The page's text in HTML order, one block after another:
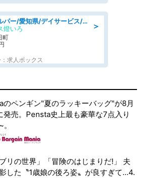
＞
介護職・ヘルパー/愛知県/デイサービス/JR東海道本線 幸田/額田郡幸田町
燈いろ
町
求人ボックス
のペンギン"夏のラッキーバッグ"が8月
発売。Pensta史上最も豪華な7点入り
ブリの世界」「冒険のはじまりだ!」 夫
した〝1歳娘の後ろ姿〟が良すぎて...4.